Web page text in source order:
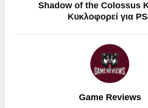
Shadow of the Colossus
Κυκλοφορεί για
Game Reviews